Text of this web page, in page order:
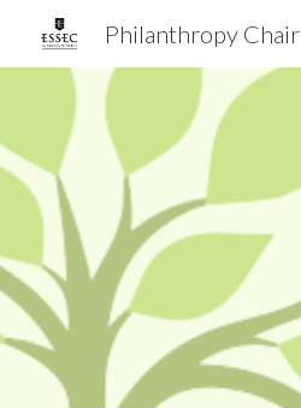
Philanthropy Chair